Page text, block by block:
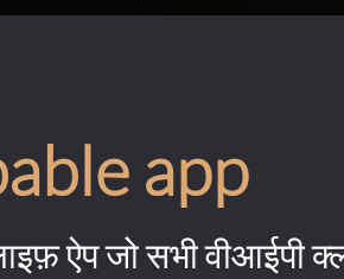
app
ऐप जो सभी वीआईपी